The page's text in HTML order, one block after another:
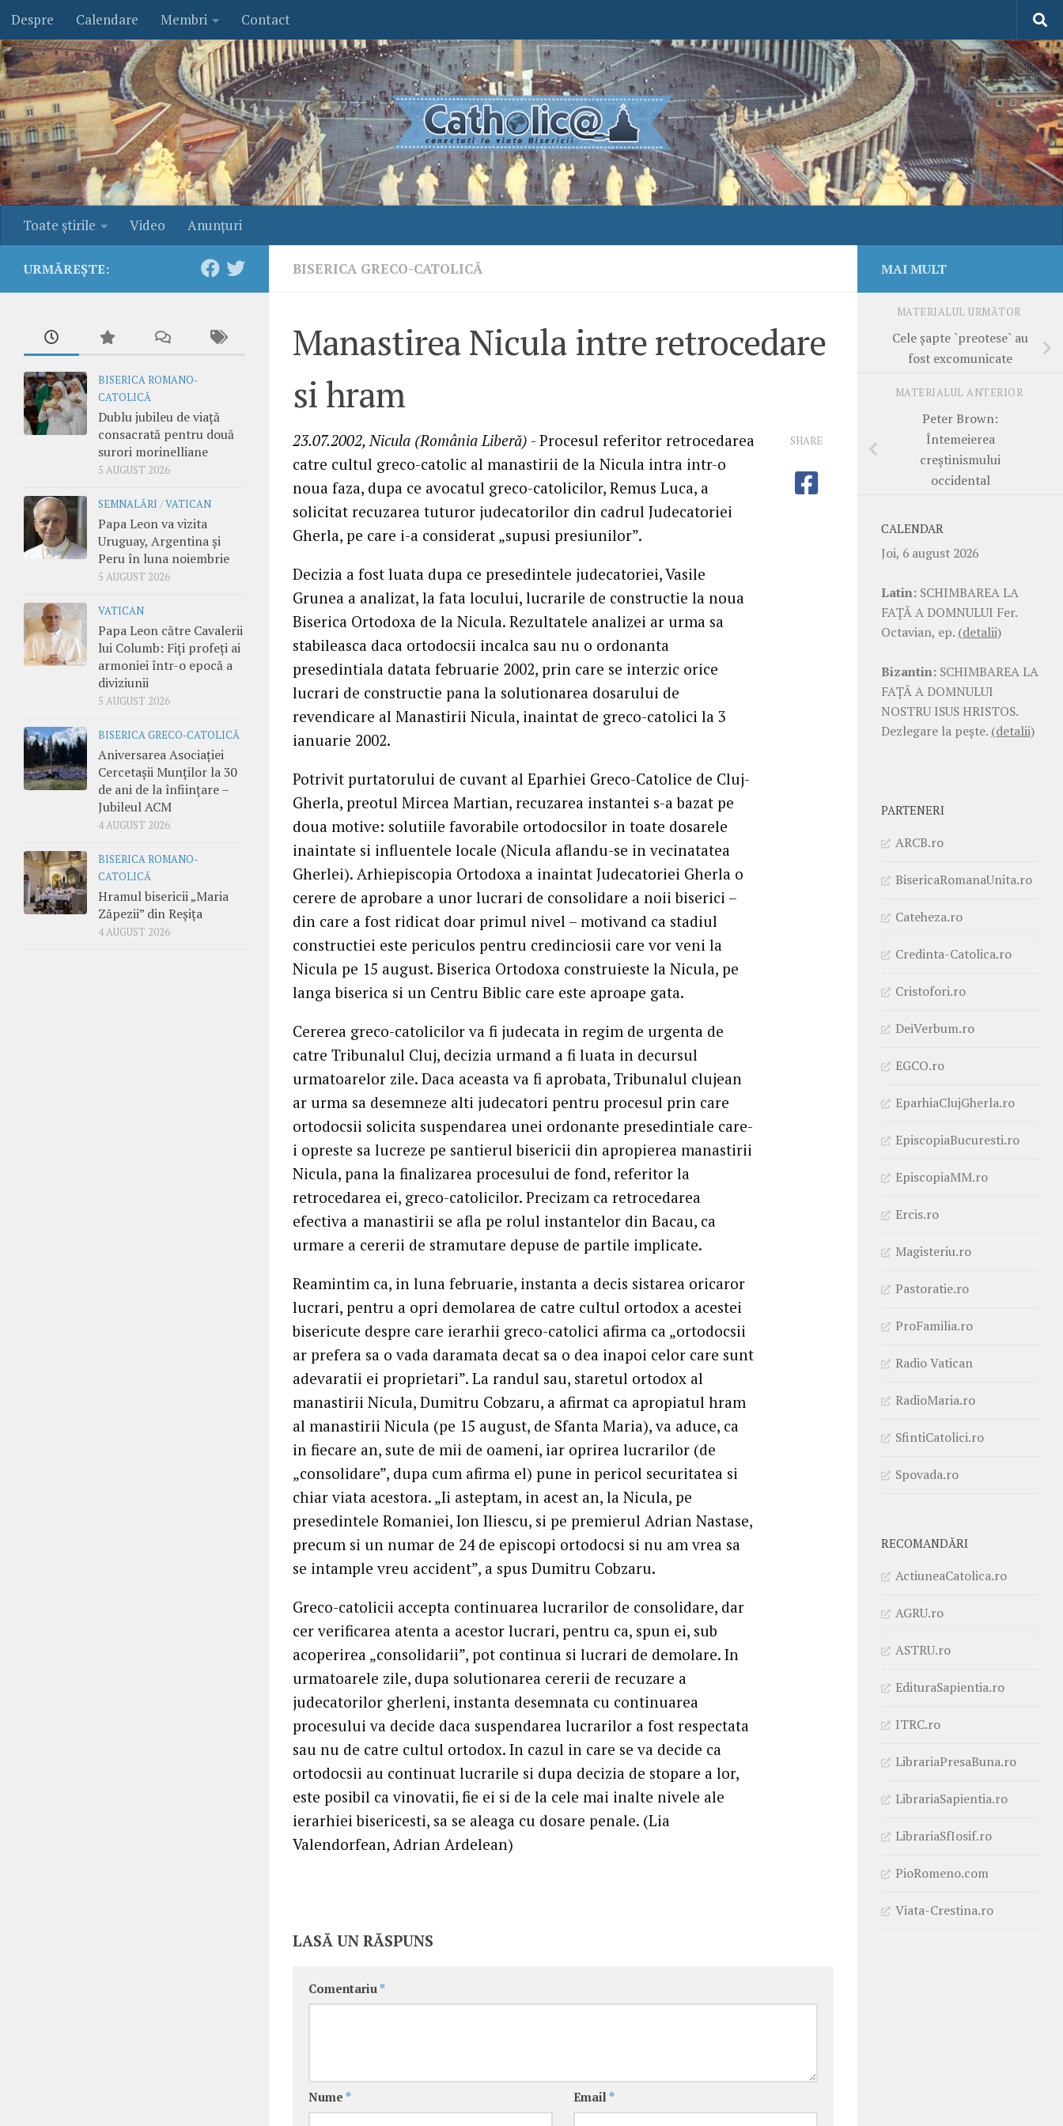
Skip to content
Despre Calendare Membri Contact
Toate ştirile Video Anunţuri
BISERICA GRECO-CATOLICĂ
Manastirea Nicula intre retrocedare
si hram
23.07.2002, Nicula (România Liberă) - Procesul referitor retrocedarea
catre cultul greco-catolic al manastirii de la Nicula intra intr-o
noua faza, dupa ce avocatul greco-catolicilor, Remus Luca, a
solicitat recuzarea tuturor judecatorilor din cadrul Judecatoriei
Gherla, pe care i-a considerat „supusi presiunilor”.
Decizia a fost luata dupa ce presedintele judecatoriei, Vasile
Grunea a analizat, la fata locului, lucrarile de constructie la noua
Biserica Ortodoxa de la Nicula. Rezultatele analizei ar urma sa
stabileasca daca ortodocsii incalca sau nu o ordonanta
presedintiala datata februarie 2002, prin care se interzic orice
lucrari de constructie pana la solutionarea dosarului de
revendicare al Manastirii Nicula, inaintat de greco-catolici la 3
ianuarie 2002.
Potrivit purtatorului de cuvant al Eparhiei Greco-Catolice de Cluj-
Gherla, preotul Mircea Martian, recuzarea instantei s-a bazat pe
doua motive: solutiile favorabile ortodocsilor in toate dosarele
inaintate si influentele locale (Nicula aflandu-se in vecinatatea
Gherlei). Arhiepiscopia Ortodoxa a inaintat Judecatoriei Gherla o
cerere de aprobare a unor lucrari de consolidare a noii biserici –
din care a fost ridicat doar primul nivel – motivand ca stadiul
constructiei este periculos pentru credinciosii care vor veni la
Nicula pe 15 august. Biserica Ortodoxa construieste la Nicula, pe
langa biserica si un Centru Biblic care este aproape gata.
Cererea greco-catolicilor va fi judecata in regim de urgenta de
catre Tribunalul Cluj, decizia urmand a fi luata in decursul
urmatoarelor zile. Daca aceasta va fi aprobata, Tribunalul clujean
ar urma sa desemneze alti judecatori pentru procesul prin care
ortodocsii solicita suspendarea unei ordonante presedintiale care-
i opreste sa lucreze pe santierul bisericii din apropierea manastirii
Nicula, pana la finalizarea procesului de fond, referitor la
retrocedarea ei, greco-catolicilor. Precizam ca retrocedarea
efectiva a manastirii se afla pe rolul instantelor din Bacau, ca
urmare a cererii de stramutare depuse de partile implicate.
Reamintim ca, in luna februarie, instanta a decis sistarea oricaror
lucrari, pentru a opri demolarea de catre cultul ortodox a acestei
bisericute despre care ierarhii greco-catolici afirma ca „ortodocsii
ar prefera sa o vada daramata decat sa o dea inapoi celor care sunt
adevaratii ei proprietari”. La randul sau, staretul ortodox al
manastirii Nicula, Dumitru Cobzaru, a afirmat ca apropiatul hram
al manastirii Nicula (pe 15 august, de Sfanta Maria), va aduce, ca
in fiecare an, sute de mii de oameni, iar oprirea lucrarilor (de
„consolidare”, dupa cum afirma el) pune in pericol securitatea si
chiar viata acestora. „Ii asteptam, in acest an, la Nicula, pe
presedintele Romaniei, Ion Iliescu, si pe premierul Adrian Nastase,
precum si un numar de 24 de episcopi ortodocsi si nu am vrea sa
se intample vreu accident”, a spus Dumitru Cobzaru.
Greco-catolicii accepta continuarea lucrarilor de consolidare, dar
cer verificarea atenta a acestor lucrari, pentru ca, spun ei, sub
acoperirea „consolidarii”, pot continua si lucrari de demolare. In
urmatoarele zile, dupa solutionarea cererii de recuzare a
judecatorilor gherleni, instanta desemnata cu continuarea
procesului va decide daca suspendarea lucrarilor a fost respectata
sau nu de catre cultul ortodox. In cazul in care se va decide ca
ortodocsii au continuat lucrarile si dupa decizia de stopare a lor,
este posibil ca vinovatii, fie ei si de la cele mai inalte nivele ale
ierarhiei bisericesti, sa se aleaga cu dosare penale. (Lia
Valendorfean, Adrian Ardelean)
SHARE
LASĂ UN RĂSPUNS
Comentariu *
Nume * Email *
URMĂREȘTE:
BISERICA ROMANO-
CATOLICĂ
Dublu jubileu de viață
consacrată pentru două
surori morinelliane
5 AUGUST 2026
SEMNALĂRI /VATICAN
Papa Leon va vizita
Uruguay, Argentina și
Peru în luna noiembrie
5 AUGUST 2026
VATICAN
Papa Leon către Cavalerii
lui Columb: Fiți profeți ai
armoniei într-o epocă a
diviziunii
5 AUGUST 2026
BISERICA GRECO-CATOLICĂ
Aniversarea Asociației
Cercetașii Munților la 30
de ani de la înființare –
Jubileul ACM
4 AUGUST 2026
BISERICA ROMANO-
CATOLICĂ
Hramul bisericii „Maria
Zăpezii” din Reșița
4 AUGUST 2026
MAI MULT
MATERIALUL URMĂTOR
Cele şapte `preotese` au
fost excomunicate
MATERIALUL ANTERIOR
Peter Brown:
Întemeierea
creştinismului
occidental
CALENDAR
Joi, 6 august 2026
Latin: SCHIMBAREA LA
FAŢĂ A DOMNULUI Fer.
Octavian, ep. (detalii)
Bizantin: SCHIMBAREA LA
FAŢĂ A DOMNULUI
NOSTRU ISUS HRISTOS.
Dezlegare la pește. (detalii)
PARTENERI
ARCB.ro
BisericaRomanaUnita.ro
Cateheza.ro
Credinta-Catolica.ro
Cristofori.ro
DeiVerbum.ro
EGCO.ro
EparhiaClujGherla.ro
EpiscopiaBucuresti.ro
EpiscopiaMM.ro
Ercis.ro
Magisteriu.ro
Pastoratie.ro
ProFamilia.ro
Radio Vatican
RadioMaria.ro
SfintiCatolici.ro
Spovada.ro
RECOMANDĂRI
ActiuneaCatolica.ro
AGRU.ro
ASTRU.ro
EdituraSapientia.ro
ITRC.ro
LibrariaPresaBuna.ro
LibrariaSapientia.ro
LibrariaSfIosif.ro
PioRomeno.com
Viata-Crestina.ro